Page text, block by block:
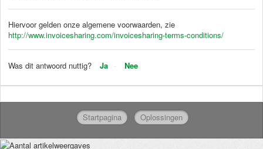
Hiervoor gelden onze algemene voorwaarden, zie
http://www.invoicesharing.com/invoicesharing-terms-conditions/
Was dit antwoord nuttig? Ja Nee
Startpagina Oplossingen